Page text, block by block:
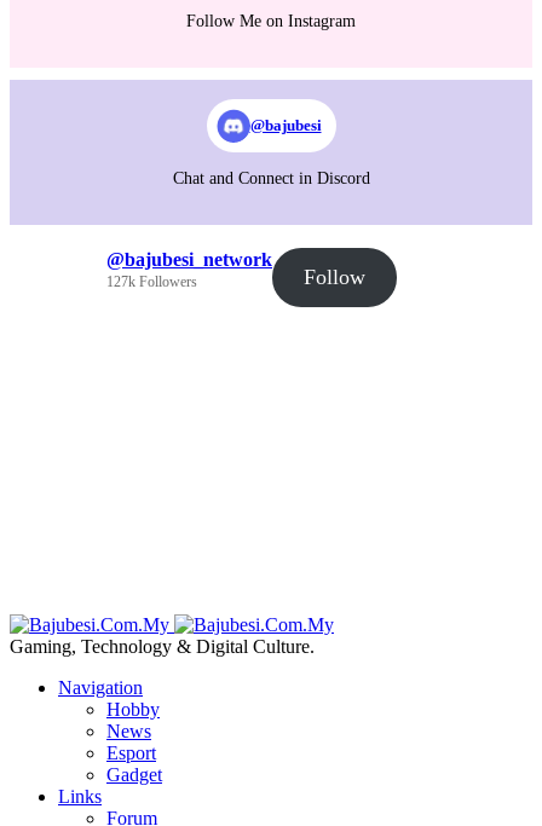
Follow Me on Instagram
@bajubesi
Chat and Connect in Discord
@bajubesi_network
127k Followers Follow
Gaming, Technology & Digital Culture.
Navigation
Hobby
News
Esport
Gadget
Links
Forum